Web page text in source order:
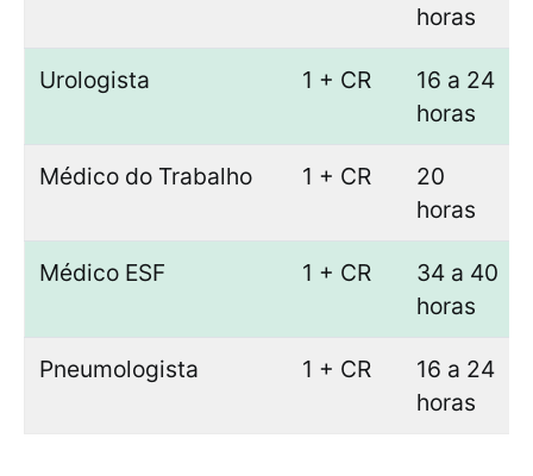
horas
Urologista 1 + CR
16 a 24
horas
Médico do Trabalho 1 + CR
20
horas
Médico ESF 1 + CR
34 a 40
horas
Pneumologista 1 + CR
16 a 24
horas